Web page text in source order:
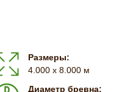
Размеры:
4.000 х 8.000 м
Диаметр бревна: